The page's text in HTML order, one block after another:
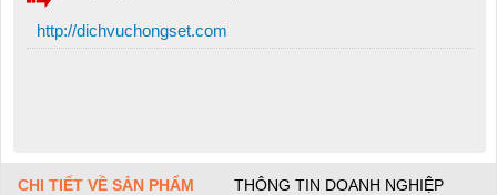
http://dichvuchongset.com
CHI TIẾT VỀ SẢN PHẨM THÔNG TIN DOANH NGHIỆP